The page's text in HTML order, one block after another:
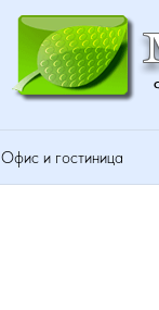
Офис и гостиница